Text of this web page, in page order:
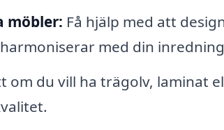
möbler: Få hjälp med att
med din
om du vill ha trägolv, laminat